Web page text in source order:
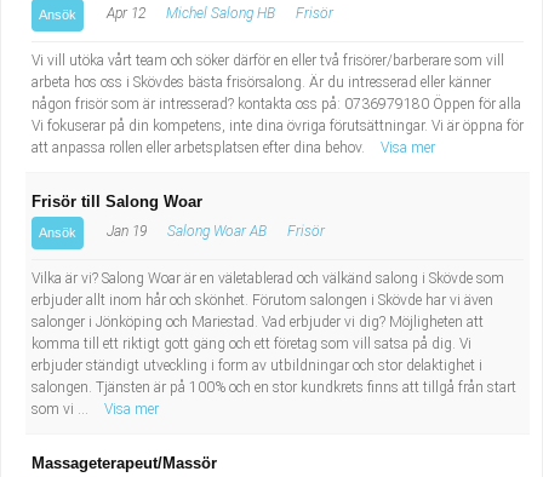
Ansök Apr 12 Michel Salong HB Frisör
Vi vill utöka vårt team och söker därför en eller två frisörer/barberare som vill
arbeta hos oss i Skövdes bästa frisörsalong. Är du intresserad eller känner
någon frisör som är intresserad? kontakta oss på: 0736979180 Öppen för alla
Vi fokuserar på din kompetens, inte dina övriga förutsättningar. Vi är öppna för
att anpassa rollen eller arbetsplatsen efter dina behov.
Visa mer
Frisör till Salong Woar
Ansök Jan 19 Salong Woar AB Frisör
Vilka är vi? Salong Woar är en väletablerad och välkänd salong i Skövde som
erbjuder allt inom hår och skönhet. Förutom salongen i Skövde har vi även
salonger i Jönköping och Mariestad. Vad erbjuder vi dig? Möjligheten att
komma till ett riktigt gott gäng och ett företag som vill satsa på dig. Vi
erbjuder ständigt utveckling i form av utbildningar och stor delaktighet i
salongen. Tjänsten är på 100% och en stor kundkrets finns att tillgå från start
som vi ...
Visa mer
Massageterapeut/Massör